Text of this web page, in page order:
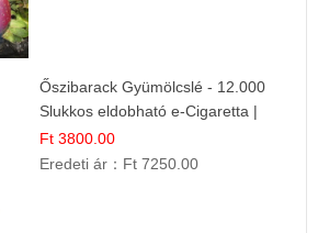
Őszibarack Gyümölcslé - 12.000
Slukkos eldobható e-Cigaretta |
Friss Gyümölcs Íz
Ft 3800.00
Eredeti ár： Ft 7250.00